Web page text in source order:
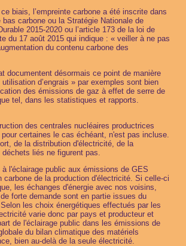
biais, l’empreinte carbone a été inscrite dans
carbone ou la Stratégie Nationale de
2015-2020 ou l’article 173 de la loi de
du 17 août 2015 qui indique : « veiller à ne pas
du contenu carbone des
documentent désormais ce point de manière
d’engrais » par exemples sont bien
des émissions de gaz à effet de serre de
tel, dans les statistiques et rapports.
des centrales nucléaires productrices
certaines le cas échéant, n'est pas incluse.
de la distribution d'électricité, de la
liés ne figurent pas.
l'éclairage public aux émissions de GES
de la production d'électricité. Si celle-ci
les échanges d'énergie avec nos voisins,
forte demande sont en partie issues du
les choix énergétiques effectués par les
varie donc par pays et producteur et
de l'éclairage public dans les émissions de
du bilan climatique des matériels
bien au-delà de la seule électricité.